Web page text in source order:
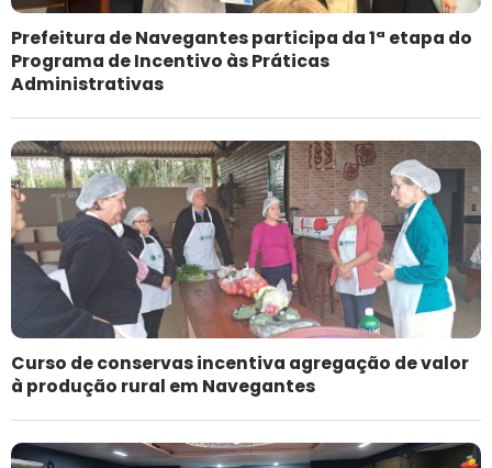
Prefeitura de Navegantes participa da 1ª etapa do
Programa de Incentivo às Práticas
Administrativas
Curso de conservas incentiva agregação de valor
à produção rural em Navegantes